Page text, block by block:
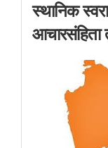
स्थानिक
आचारसंहिता